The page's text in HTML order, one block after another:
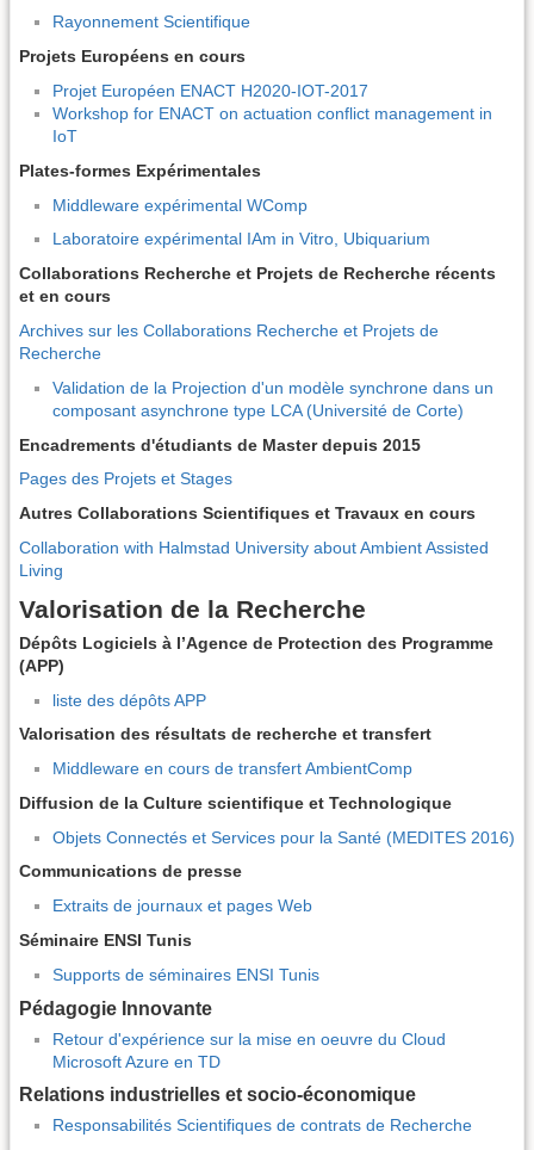
Rayonnement Scientifique
Projets Européens en cours
Projet Européen ENACT H2020-IOT-2017
Workshop for ENACT on actuation conflict management in
IoT
Plates-formes Expérimentales
Middleware expérimental WComp
Laboratoire expérimental IAm in Vitro, Ubiquarium
Collaborations Recherche et Projets de Recherche récents
et en cours
Archives sur les Collaborations Recherche et Projets de
Recherche
Validation de la Projection d'un modèle synchrone dans un
composant asynchrone type LCA (Université de Corte)
Encadrements d'étudiants de Master depuis 2015
Pages des Projets et Stages
Autres Collaborations Scientifiques et Travaux en cours
Collaboration with Halmstad University about Ambient Assisted
Living
Valorisation de la Recherche
Dépôts Logiciels à l’Agence de Protection des Programme
(APP)
liste des dépôts APP
Valorisation des résultats de recherche et transfert
Middleware en cours de transfert AmbientComp
Diffusion de la Culture scientifique et Technologique
Objets Connectés et Services pour la Santé (MEDITES 2016)
Communications de presse
Extraits de journaux et pages Web
Séminaire ENSI Tunis
Supports de séminaires ENSI Tunis
Pédagogie Innovante
Retour d'expérience sur la mise en oeuvre du Cloud
Microsoft Azure en TD
Relations industrielles et socio-économique
Responsabilités Scientifiques de contrats de Recherche